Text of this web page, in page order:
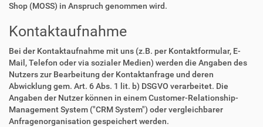
Shop (MOSS) in Anspruch genommen wird.
Kontaktaufnahme
Bei der Kontaktaufnahme mit uns (z.B. per Kontaktformular, E-
Mail, Telefon oder via sozialer Medien) werden die Angaben des
Nutzers zur Bearbeitung der Kontaktanfrage und deren
Abwicklung gem. Art. 6 Abs. 1 lit. b) DSGVO verarbeitet. Die
Angaben der Nutzer können in einem Customer-Relationship-
Management System ("CRM System") oder vergleichbarer
Anfragenorganisation gespeichert werden.